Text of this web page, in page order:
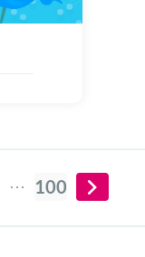
100